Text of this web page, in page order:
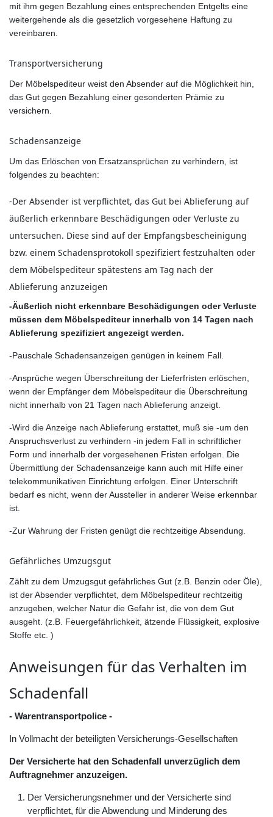
mit ihm gegen Bezahlung eines entsprechenden Entgelts eine
weitergehende als die gesetzlich vorgesehene Haftung zu
vereinbaren.
Transportversicherung
Der Möbelspediteur weist den Absender auf die Möglichkeit hin,
das Gut gegen Bezahlung einer gesonderten Prämie zu
versichern.
Schadensanzeige
Um das Erlöschen von Ersatzansprüchen zu verhindern, ist
folgendes zu beachten:
-Der Absender ist verpflichtet, das Gut bei Ablieferung auf
äußerlich erkennbare Beschädigungen oder Verluste zu
untersuchen. Diese sind auf der Empfangsbescheinigung
bzw. einem Schadensprotokoll spezifiziert festzuhalten oder
dem Möbelspediteur spätestens am Tag nach der
Ablieferung anzuzeigen
-Äußerlich nicht erkennbare Beschädigungen oder Verluste
müssen dem Möbelspediteur innerhalb von 14 Tagen nach
Ablieferung spezifiziert angezeigt werden.
-Pauschale Schadensanzeigen genügen in keinem Fall.
-Ansprüche wegen Überschreitung der Lieferfristen erlöschen,
wenn der Empfänger dem Möbelspediteur die Überschreitung
nicht innerhalb von 21 Tagen nach Ablieferung anzeigt.
-Wird die Anzeige nach Ablieferung erstattet, muß sie -um den
Anspruchsverlust zu verhindern -in jedem Fall in schriftlicher
Form und innerhalb der vorgesehenen Fristen erfolgen. Die
Übermittlung der Schadensanzeige kann auch mit Hilfe einer
telekommunikativen Einrichtung erfolgen. Einer Unterschrift
bedarf es nicht, wenn der Aussteller in anderer Weise erkennbar
ist.
-Zur Wahrung der Fristen genügt die rechtzeitige Absendung.
Gefährliches Umzugsgut
Zählt zu dem Umzugsgut gefährliches Gut (z.B. Benzin oder Öle),
ist der Absender verpflichtet, dem Möbelspediteur rechtzeitig
anzugeben, welcher Natur die Gefahr ist, die von dem Gut
ausgeht. (z.B. Feuergefährlichkeit, ätzende Flüssigkeit, explosive
Stoffe etc. )
Anweisungen für das Verhalten im
Schadenfall
- Warentransportpolice -
In Vollmacht der beteiligten Versicherungs-Gesellschaften
Der Versicherte hat den Schadenfall unverzüglich dem
Auftragnehmer anzuzeigen.
Der Versicherungsnehmer und der Versicherte sind
verpflichtet, für die Abwendung und Minderung des